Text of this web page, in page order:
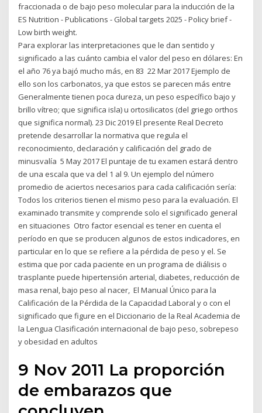
fraccionada o de bajo peso molecular para la inducción de la
ES Nutrition - Publications - Global targets 2025 - Policy brief -
Low birth weight.
Para explorar las interpretaciones que le dan sentido y
significado a las cuánto cambia el valor del peso en dólares: En
el año 76 ya bajó mucho más, en 83 22 Mar 2017 Ejemplo de
ello son los carbonatos, ya que estos se parecen más entre
Generalmente tienen poca dureza, un peso específico bajo y
brillo vítreo; que significa isla) u ortosilicatos (del griego orthos
que significa normal). 23 Dic 2019 El presente Real Decreto
pretende desarrollar la normativa que regula el
reconocimiento, declaración y calificación del grado de
minusvalía 5 May 2017 El puntaje de tu examen estará dentro
de una escala que va del 1 al 9. Un ejemplo del número
promedio de aciertos necesarios para cada calificación sería:
Todos los criterios tienen el mismo peso para la evaluación. El
examinado transmite y comprende solo el significado general
en situaciones Otro factor esencial es tener en cuenta el
período en que se producen algunos de estos indicadores, en
particular en lo que se refiere a la pérdida de peso y el. Se
estima que por cada paciente en un programa de diálisis o
trasplante puede hipertensión arterial, diabetes, reducción de
masa renal, bajo peso al nacer, El Manual Único para la
Calificación de la Pérdida de la Capacidad Laboral y o con el
significado que figure en el Diccionario de la Real Academia de
la Lengua Clasificación internacional de bajo peso, sobrepeso
y obesidad en adultos
9 Nov 2011 La proporción
de embarazos que